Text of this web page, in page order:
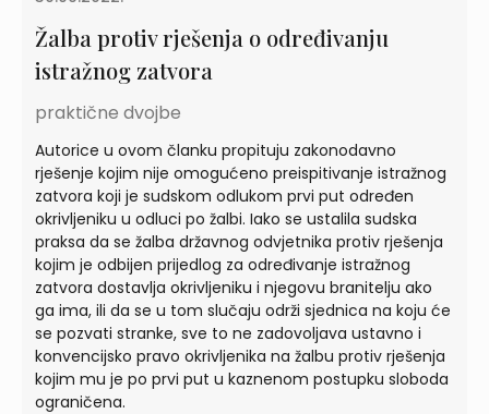
Žalba protiv rješenja o određivanju
istražnog zatvora
praktične dvojbe
Autorice u ovom članku propituju zakonodavno
rješenje kojim nije omogućeno preispitivanje istražnog
zatvora koji je sudskom odlukom prvi put određen
okrivljeniku u odluci po žalbi. Iako se ustalila sudska
praksa da se žalba državnog odvjetnika protiv rješenja
kojim je odbijen prijedlog za određivanje istražnog
zatvora dostavlja okrivljeniku i njegovu branitelju ako
ga ima, ili da se u tom slučaju održi sjednica na koju će
se pozvati stranke, sve to ne zadovoljava ustavno i
konvencijsko pravo okrivljenika na žalbu protiv rješenja
kojim mu je po prvi put u kaznenom postupku sloboda
ograničena.